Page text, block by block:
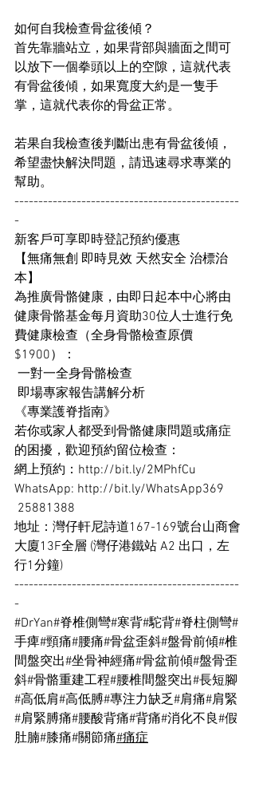
如何自我檢查骨盆後傾？
首先靠牆站立，如果背部與牆面之間可
以放下一個拳頭以上的空隙，這就代表
有骨盆後傾，如果寬度大約是一隻手
掌，這就代表你的骨盆正常。
若果自我檢查後判斷出患有骨盆後傾，
希望盡快解決問題，請迅速尋求專業的
幫助。
-----------------------------------------------
-
新客戶可享即時登記預約優惠
【無痛無創 即時見效 天然安全 治標治
本】
為推廣骨骼健康，由即日起本中心將由
健康骨骼基金每月資助30位人士進行免
費健康檢查（全身骨骼檢查原價
$1900）：
一對一全身骨骼檢查
即場專家報告講解分析
《專業護脊指南》
若你或家人都受到骨骼健康問題或痛症
的困擾，歡迎預約留位檢查：
網上預約： http://bit.ly/2MPhfCu
WhatsApp: http://bit.ly/WhatsApp369
25881388
地址：灣仔軒尼詩道167-169號台山商會
大廈13F全層 (灣仔港鐵站 A2 出口，左
行1分鐘)
-----------------------------------------------
-
#DrYan#脊椎側彎#寒背#駝背#脊柱側彎#
手痺#頸痛#腰痛#骨盆歪斜#盤骨前傾#椎
間盤突出#坐骨神經痛#骨盆前傾#盤骨歪
斜#骨骼重建工程#腰椎間盤突出#長短腳
#高低肩#高低膊#專注力缺乏#肩痛#肩緊
#肩緊膊痛#腰酸背痛#背痛#消化不良#假
肚腩#膝痛#關節痛#痛症